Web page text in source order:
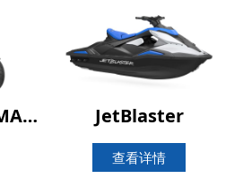
TMAX 560 TECH MAX 25周年纪念版 JetBlaster
查看详情